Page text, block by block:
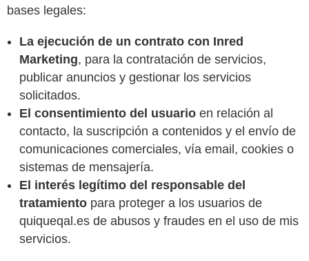
bases legales:
La ejecución de un contrato con Inred
Marketing, para la contratación de servicios,
publicar anuncios y gestionar los servicios
solicitados.
El consentimiento del usuario en relación al
contacto, la suscripción a contenidos y el envío de
comunicaciones comerciales, vía email, cookies o
sistemas de mensajería.
El interés legítimo del responsable del
tratamiento para proteger a los usuarios de
quiqueqal.es de abusos y fraudes en el uso de mis
servicios.